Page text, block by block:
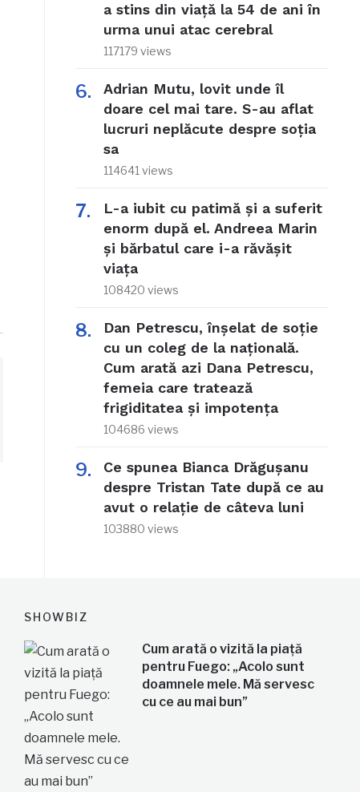
a stins din viață la 54 de ani în
urma unui atac cerebral
117179 views
Adrian Mutu, lovit unde îl
doare cel mai tare. S-au aflat
lucruri neplăcute despre soția
sa
114641 views
L-a iubit cu patimă și a suferit
enorm după el. Andreea Marin
și bărbatul care i-a răvășit
viața
108420 views
Dan Petrescu, înșelat de soție
cu un coleg de la națională.
Cum arată azi Dana Petrescu,
femeia care tratează
frigiditatea și impotența
104686 views
Ce spunea Bianca Drăgușanu
despre Tristan Tate după ce au
avut o relație de câteva luni
103880 views
SHOWBIZ
Cum arată o vizită la piață
pentru Fuego: „Acolo sunt
doamnele mele. Mă servesc
cu ce au mai bun”